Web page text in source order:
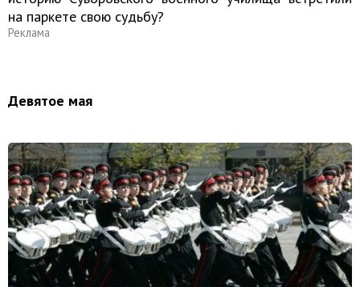
на паркете свою судьбу?
Реклама
Девятое мая